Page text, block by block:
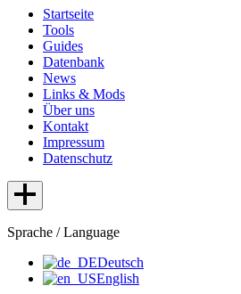
Startseite
Tools
Guides
Datenbank
News
Links & Mods
Über uns
Kontakt
Impressum
Datenschutz
Sprache / Language
Deutsch
English